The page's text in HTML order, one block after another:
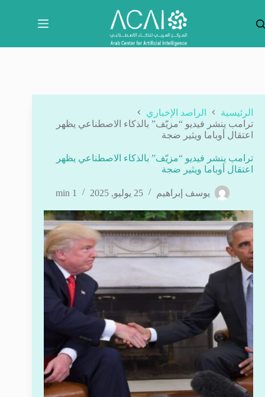
المحتوى
الرئيسية
الراصد الإخباري
ترامب ينشر فيديو “مزيّف” بالذكاء الاصطناعي يظهر
اعتقال أوباما ويثير ضجة
ترامب ينشر فيديو “مزيّف” بالذكاء الاصطناعي يظهر
اعتقال أوباما ويثير ضجة
يوسف إبراهيم 25 يوليو, 2025 1 min